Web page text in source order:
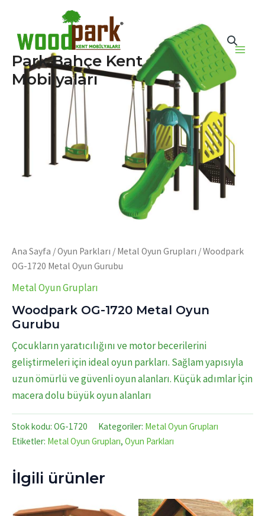
Park Bahçe Kent
Mobilyaları
Main
Ana Sayfa /Oyun Parkları / Metal Oyun Grupları / Woodpark
OG-1720 Metal Oyun Gurubu
Metal Oyun Grupları
Woodpark OG-1720 Metal Oyun
Gurubu
Çocukların yaratıcılığını ve motor becerilerini
geliştirmeleri için ideal oyun parkları. Sağlam yapısıyla
uzun ömürlü ve güvenli oyun alanları. Küçük adımlar İçin
macera dolu büyük oyun alanları
Stok kodu: OG-1720 Kategoriler: Metal Oyun Grupları
Etiketler: Metal Oyun Grupları, Oyun Parkları
İlgili ürünler